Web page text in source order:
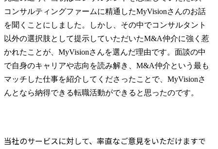
コンサルティングファームに精通したMyVisionさんのお話
を聞くことにしました。しかし、その中でコンサルタント
以外の選択肢として提示していただいたM&A仲介に強く惹
かれたことが、MyVisionさんを選んだ理由です。面談の中
で自身のキャリアや志向を読み解き、M&A仲介という最も
マッチした仕事を紹介してくださったことで、MyVisionさ
んとなら納得できる転職活動ができると思ったのです。
当社のサービスに対して、率直なご意見をいただけますで